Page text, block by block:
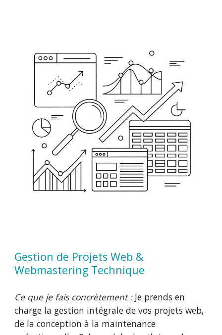
Gestion de Projets Web &
Webmastering Technique
Ce que je fais concrètement :Je prends en
charge la gestion intégrale de vos projets web,
de la conception à la maintenance